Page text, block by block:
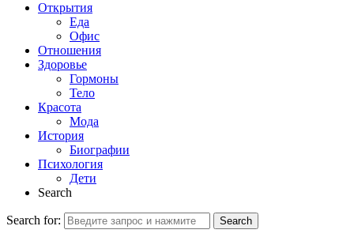
Открытия
Еда
Офис
Отношения
Здоровье
Гормоны
Тело
Красота
Мода
История
Биографии
Психология
Дети
Search
Search for: Search